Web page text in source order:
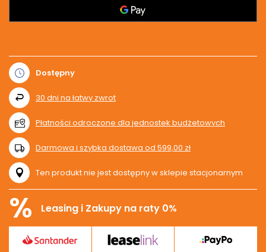
Dostępny
30 dni na łatwy zwrot
Płatności odroczone dla jednostek budżetowych
Darmowa i szybka dostawa od 599,00 zł
Ten produkt nie jest dostępny w sklepie stacjonarnym
% Leasing i Zakupy na raty 0%